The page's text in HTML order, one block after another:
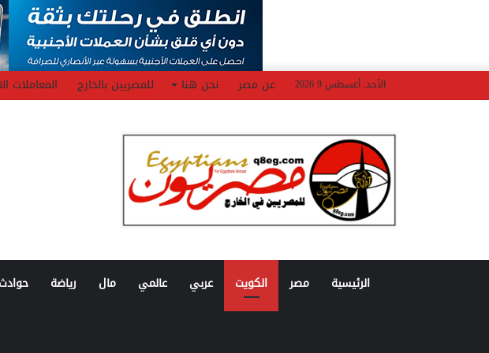
الأحد, أغسطس 9 2026 عن مصر نحن هنا للمصريين بالخارج المعاملات
الرئيسية مصر الكويت عربي عالمي مال رياضة حوادث